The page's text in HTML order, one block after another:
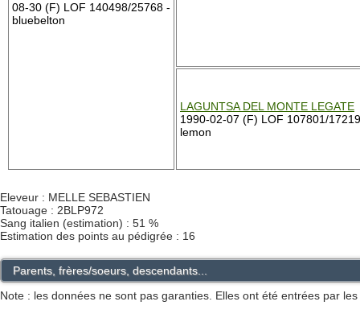
08-30 (F) LOF 140498/25768 -
bluebelton
LAGUNTSA DEL MONTE LEGATE
1990-02-07 (F) LOF 107801/
lemon
Eleveur : MELLE SEBASTIEN
Tatouage : 2BLP972
Sang italien (estimation) : 51 %
Estimation des points au pédigrée : 16
Parents, frères/soeurs, descendants...
Note : les données ne sont pas garanties. Elles ont été entrées par